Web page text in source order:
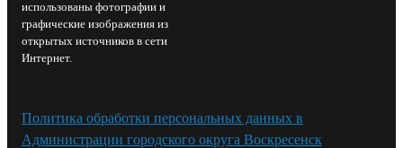
использованы фотографии и
графические изображения из
открытых источников в сети
Интернет.
Политика обработки персональных данных в
Администрации городского округа Воскресенск